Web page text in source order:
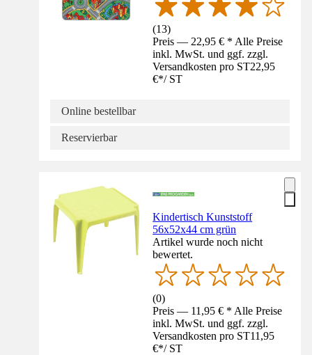
(13)
Preis — 22,95 € * Alle Preise
inkl. MwSt. und ggf. zzgl.
Versandkosten pro ST22,95
€*/ ST
Online bestellbar
Reservierbar
Kindertisch Kunststoff
56x52x44 cm grün
Artikel wurde noch nicht
bewertet.
(0)
Preis — 11,95 € * Alle Preise
inkl. MwSt. und ggf. zzgl.
Versandkosten pro ST11,95
€*/ ST